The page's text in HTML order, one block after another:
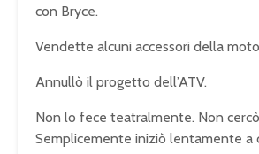
con Bryce.
Vendette alcuni accessori della
Annullò il progetto dell’ATV.
Non lo fece teatralmente. Non
Semplicemente iniziò lentamente a